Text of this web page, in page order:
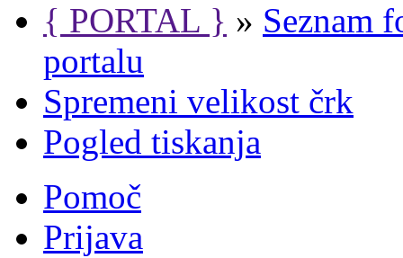
{ PORTAL } » Seznam
portalu
Spremeni velikost črk
Pogled tiskanja
Pomoč
Prijava